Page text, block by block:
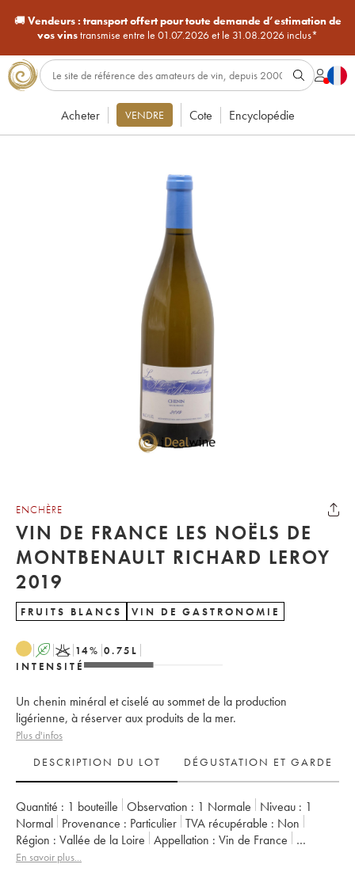
🚚Vendeurs : transport offert pour toute demande d’estimation de
vos vinstransmise entre le 01.07.2026 et le 31.08.2026 inclus*
Acheter VENDRE Cote Encyclopédie
ENCHÈRE
VIN DE FRANCE LES NOËLS DE
MONTBENAULT RICHARD LEROY
2019
FRUITS BLANCS VIN DE GASTRONOMIE
A K 14% 0.75 L
INTENSITÉ
Un chenin minéral et ciselé au sommet de la production
ligérienne, à réserver aux produits de la mer.
Plus d'infos
DESCRIPTION DU LOT
DÉGUSTATION ET GARDE
Quantité : 1 bouteille Observation : 1 Normale Niveau : 1
Normal
Provenance : particulier TVA récupérable :
non
Région :
Vallée de la Loire Appellation :
Vin de France
Propriétaire :
En savoir plus...